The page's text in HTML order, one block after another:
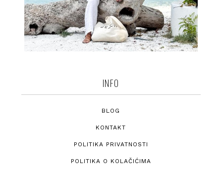
INFO
BLOG
KONTAKT
POLITIKA PRIVATNOSTI
POLITIKA O KOLAČIĆIMA